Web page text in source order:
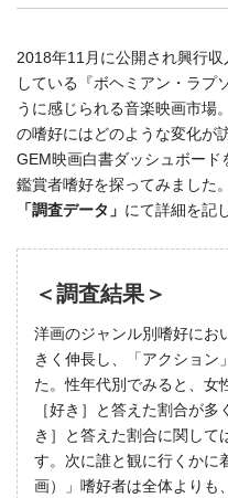
2018年11月に公開され興行
している『ボヘミアン・ラプ
うに感じられる音楽映画市場
の嗜好にはどのような変化が
GEM映画白書ダッシュボー
鑑賞者嗜好を探ってみました。
「調査データ」 にて詳細を記
＜調査結果＞
洋画のジャンル別嗜好にお
きく伸長し、「アクション
た。性年代別でみると、女
［好き］と答えた割合が
き］と答えた割合に関して
す。次に誰と観に行くかに
画）」嗜好者は全体よりも